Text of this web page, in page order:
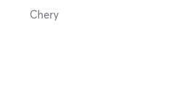
Chery